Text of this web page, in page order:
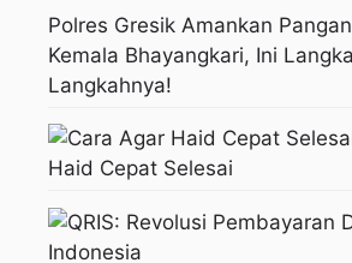
Polres Gresik Amankan
Kemala Bhayangkari, Ini
Langkahnya!
Haid Cepat Selesai